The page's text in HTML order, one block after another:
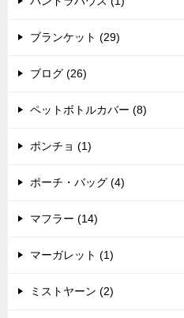
ブランケット (29)
ブログ (26)
ペットボトルカバー (8)
ポンチョ (1)
ポーチ・バッグ (4)
マフラー (14)
マーガレット (1)
ミストヤーン (2)